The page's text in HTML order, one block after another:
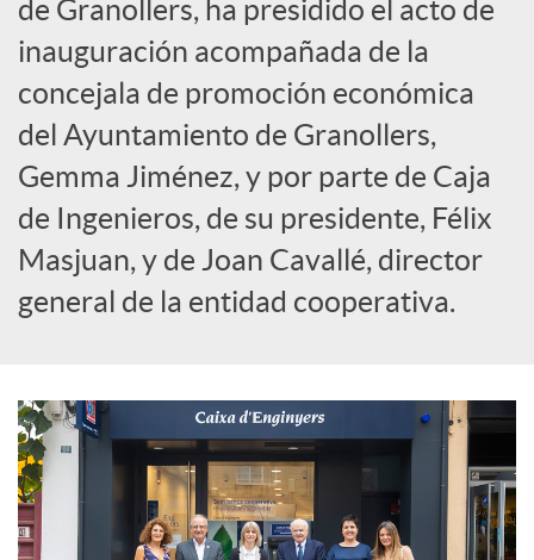
c
i
a
l
e
s
de Granollers, ha presidido el acto de
inauguración acompañada de la
concejala de promoción económica
del Ayuntamiento de Granollers,
Gemma Jiménez, y por parte de Caja
de Ingenieros, de su presidente, Félix
Masjuan, y de Joan Cavallé, director
general de la entidad cooperativa.